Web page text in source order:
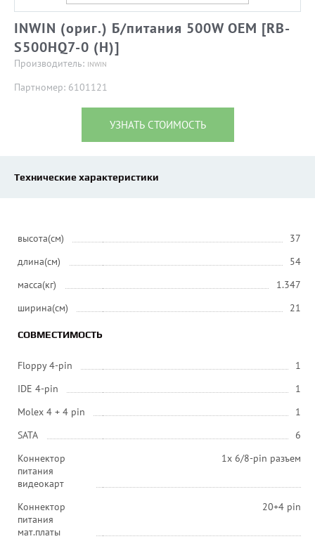
INWIN (ориг.) Б/питания 500W OEM [RB-
S500HQ7-0 (H)]
Производитель: INWIN
Партномер: 6101121
УЗНАТЬ СТОИМОСТЬ
Технические характеристики
высота(см)
37
длина(см)
54
масса(кг)
1.347
ширина(см)
21
СОВМЕСТИМОСТЬ
Floppy 4-pin
1
IDE 4-pin
1
Molex 4 + 4 pin
1
SATA
6
Коннектор
питания
видеокарт
1x 6/8-pin разъем
Коннектор
питания
мат.платы
20+4 pin